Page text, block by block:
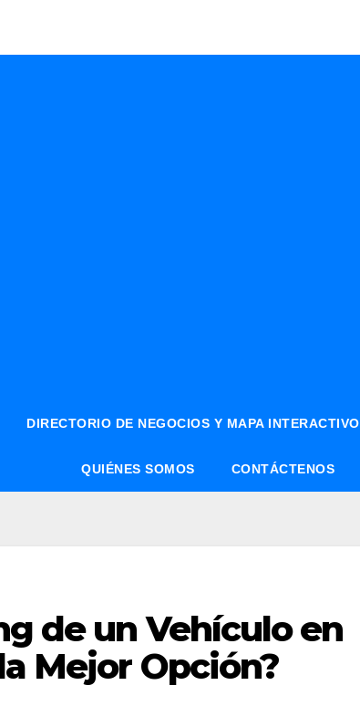
DIRECTORIO DE NEGOCIOS Y MAPA INTERACTIVO
QUIÉNES SOMOS CONTÁCTENOS
de un Vehículo en
Mejor Opción?